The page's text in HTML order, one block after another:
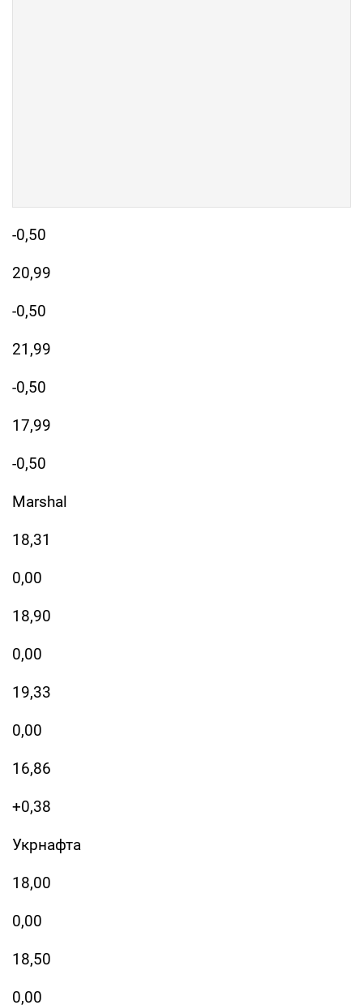
-0,50
20,99
-0,50
21,99
-0,50
17,99
-0,50
Marshal
18,31
0,00
18,90
0,00
19,33
0,00
16,86
+0,38
Укрнафта
18,00
0,00
18,50
0,00